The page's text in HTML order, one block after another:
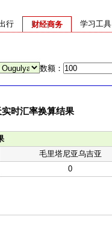
行
财经商务
学习工具
数额：
时汇率换算结果
毛里塔尼亚乌吉亚
0